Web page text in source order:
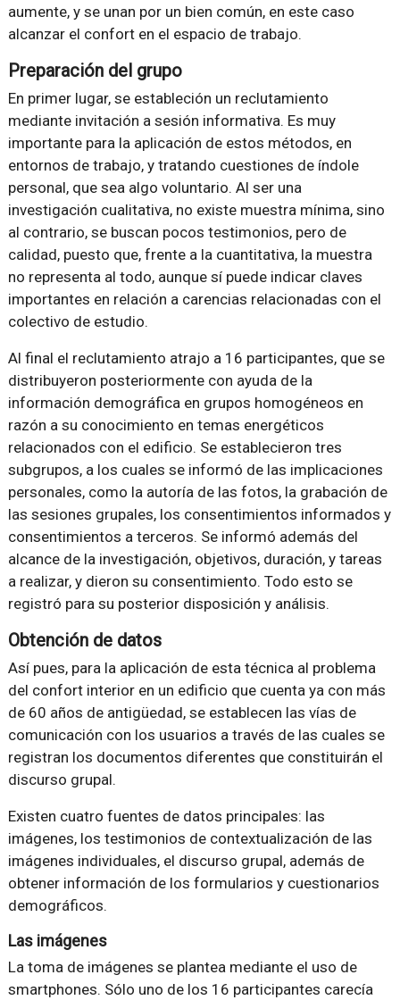
aumente, y se unan por un bien común, en este caso
alcanzar el confort en el espacio de trabajo.
Preparación del grupo
En primer lugar, se estableción un reclutamiento
mediante invitación a sesión informativa. Es muy
importante para la aplicación de estos métodos, en
entornos de trabajo, y tratando cuestiones de índole
personal, que sea algo voluntario. Al ser una
investigación cualitativa, no existe muestra mínima, sino
al contrario, se buscan pocos testimonios, pero de
calidad, puesto que, frente a la cuantitativa, la muestra
no representa al todo, aunque sí puede indicar claves
importantes en relación a carencias relacionadas con el
colectivo de estudio.
Al final el reclutamiento atrajo a 16 participantes, que se
distribuyeron posteriormente con ayuda de la
información demográfica en grupos homogéneos en
razón a su conocimiento en temas energéticos
relacionados con el edificio. Se establecieron tres
subgrupos, a los cuales se informó de las implicaciones
personales, como la autoría de las fotos, la grabación de
las sesiones grupales, los consentimientos informados y
consentimientos a terceros. Se informó además del
alcance de la investigación, objetivos, duración, y tareas
a realizar, y dieron su consentimiento. Todo esto se
registró para su posterior disposición y análisis.
Obtención de datos
Así pues, para la aplicación de esta técnica al problema
del confort interior en un edificio que cuenta ya con más
de 60 años de antigüedad, se establecen las vías de
comunicación con los usuarios a través de las cuales se
registran los documentos diferentes que constituirán el
discurso grupal.
Existen cuatro fuentes de datos principales: las
imágenes, los testimonios de contextualización de las
imágenes individuales, el discurso grupal, además de
obtener información de los formularios y cuestionarios
demográficos.
Las imágenes
La toma de imágenes se plantea mediante el uso de
smartphones. Sólo uno de los 16 participantes carecía